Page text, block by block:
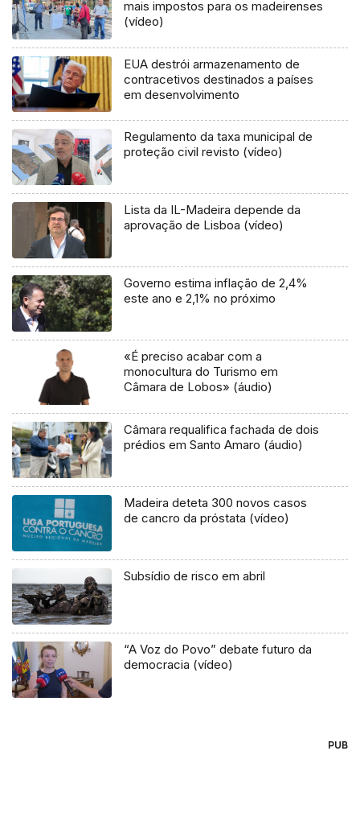
mais impostos para os madeirenses
(vídeo)
EUA destrói armazenamento de
contracetivos destinados a países
em desenvolvimento
Regulamento da taxa municipal de
proteção civil revisto (vídeo)
Lista da IL-Madeira depende da
aprovação de Lisboa (vídeo)
Governo estima inflação de 2,4%
este ano e 2,1% no próximo
«É preciso acabar com a
monocultura do Turismo em
Câmara de Lobos» (áudio)
Câmara requalifica fachada de dois
prédios em Santo Amaro (áudio)
Madeira deteta 300 novos casos
de cancro da próstata (vídeo)
Subsídio de risco em abril
“A Voz do Povo” debate futuro da
democracia (vídeo)
PUB